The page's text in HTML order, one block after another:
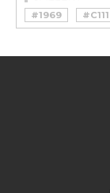
#1969 #C111
#SUPERCAR